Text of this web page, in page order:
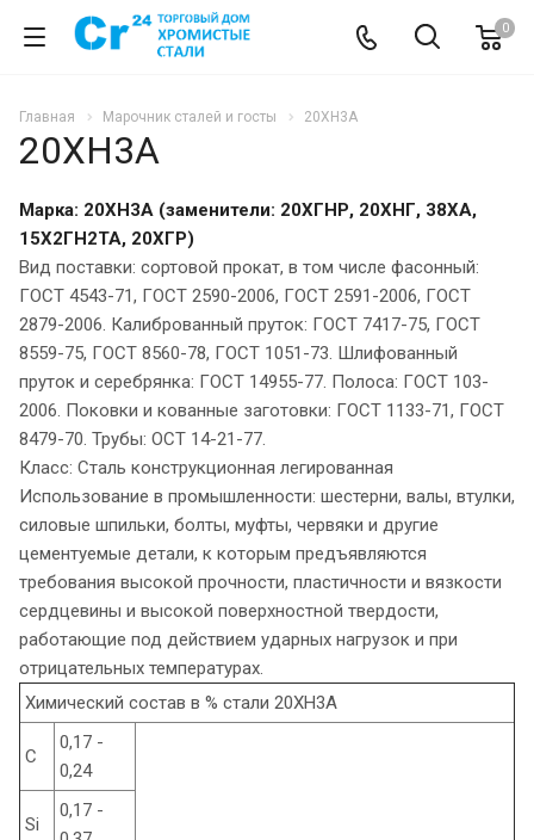
0
Главная Марочник сталей и госты 20ХН3А
20ХН3А
Марка: 20ХН3А (заменители: 20ХГНР, 20ХНГ, 38ХА,
15Х2ГН2ТА, 20ХГР)
Вид поставки: сортовой прокат, в том числе фасонный:
ГОСТ 4543-71, ГОСТ 2590-2006, ГОСТ 2591-2006, ГОСТ
2879-2006. Калиброванный пруток: ГОСТ 7417-75, ГОСТ
8559-75, ГОСТ 8560-78, ГОСТ 1051-73. Шлифованный
пруток и серебрянка: ГОСТ 14955-77. Полоса: ГОСТ 103-
2006. Поковки и кованные заготовки: ГОСТ 1133-71, ГОСТ
8479-70. Трубы: ОСТ 14-21-77.
Класс: Сталь конструкционная легированная
Использование в промышленности: шестерни, валы, втулки,
силовые шпильки, болты, муфты, червяки и другие
цементуемые детали, к которым предъявляются
требования высокой прочности, пластичности и вязкости
сердцевины и высокой поверхностной твердости,
работающие под действием ударных нагрузок и при
отрицательных температурах.
Химический состав в % стали 20ХН3А
C
0,17 -
0,24
Si
0,17 -